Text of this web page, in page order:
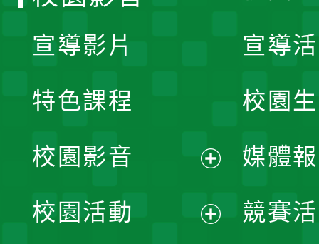
宣導
校園
媒體
競賽
宣導影片
特色課程
校園影音
開
校園活動